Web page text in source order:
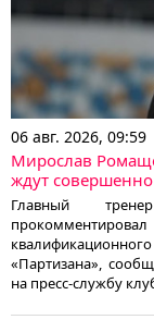
06 авг. 2026, 09:59
Мирослав
ждут совершенно
Главный
«Партизана»,
на пресс-службу